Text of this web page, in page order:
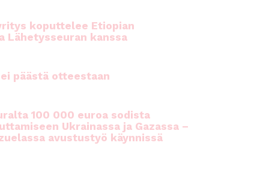
koputtelee Etiopian
Lähetysseuran kanssa
päästä otteestaan
100 000 euroa sodista
Ukrainassa ja Gazassa –
avustustyö käynnissä